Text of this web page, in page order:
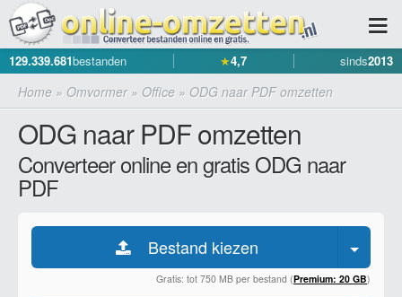
129.339.681bestanden ★4,7 sinds2013
Home » Omvormer» Office » ODG naar PDF omzetten
ODG naar PDF omzetten
Converteer online en gratis ODG naar
PDF
Bestand kiezen
Gratis: tot 750 MB per bestand (Premium: 20 GB)